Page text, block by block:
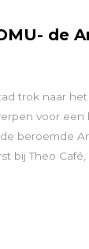
de
trok naar
voor een
beroemde
bij Theo